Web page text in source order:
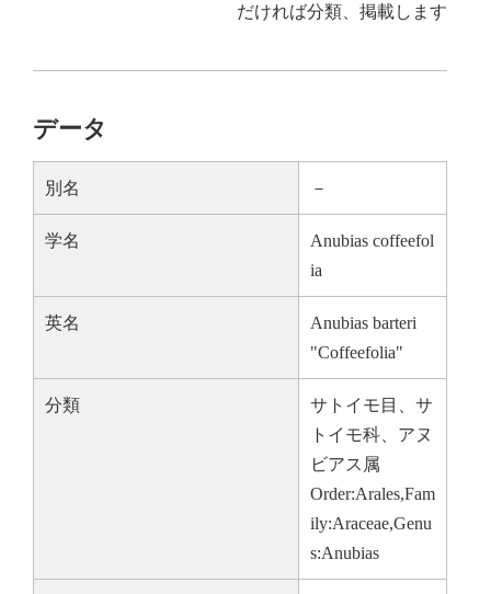
だければ分類、掲載します
データ
別名 －
学名
Anubias coffeefol
ia
英名
Anubias barteri
"Coffeefolia"
分類
サトイモ目、サ
トイモ科、アヌ
ビアス属
Order:Arales,Fam
ily:Araceae,Genu
s:Anubias